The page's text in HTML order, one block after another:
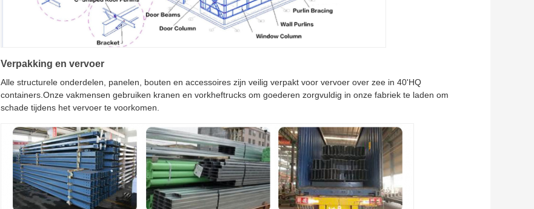
Verpakking en vervoer
Alle structurele onderdelen, panelen, bouten en accessoires zijn veilig verpakt voor vervoer over zee in 40'HQ
containers.Onze vakmensen gebruiken kranen en vorkheftrucks om goederen zorgvuldig in onze fabriek te laden om
schade tijdens het vervoer te voorkomen.